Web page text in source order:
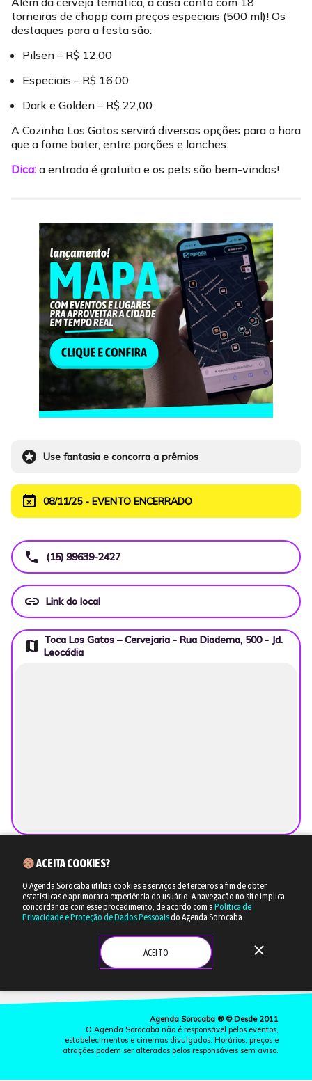
torneiras de chopp com preços especiais (500 ml)! Os
destaques para a festa são:
Pilsen – R$ 12,00
Especiais – R$ 16,00
Dark e Golden – R$ 22,00
A Cozinha Los Gatos servirá diversas opções para a hora
que a fome bater, entre porções e lanches.
Dica: a entrada é gratuita e os pets são bem-vindos!
stars Use fantasia e concorra a prêmios
event_busy 08/11/25 - EVENTO ENCERRADO
call (15) 99639-2427
link Link do local
map Toca Los Gatos – Cervejaria - Rua Diadema, 500 - Jd.
Leocádia
Agenda Sorocaba ® © Desde 2011
O Agenda Sorocaba não é responsável pelos eventos,
estabelecimentos e cinemas divulgados. Horários, preços e
atrações podem ser alterados pelos responsáveis sem aviso.
ACEITA COOKIES?
O Agenda Sorocaba utiliza cookies e serviços de terceiros a fim de obter
estatísticas e aprimorar a experiência do usuário. A navegação no site implica
concordância com esse procedimento, de acordo com a Política de
Privacidade e Proteção de Dados Pessoaisdo Agenda Sorocaba.
ACEITO close